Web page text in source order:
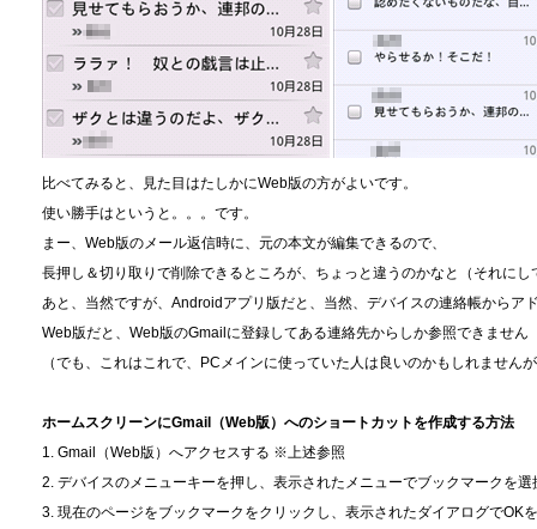
比べてみると、見た目はたしかにWeb版の方がよいです。
使い勝手はというと。。。です。
まー、Web版のメール返信時に、元の本文が編集できるので、
長押し＆切り取りで削除できるところが、ちょっと違うのかなと（それに
あと、当然ですが、Androidアプリ版だと、当然、デバイスの連絡帳からア
Web版だと、Web版のGmailに登録してある連絡先からしか参照できません
（でも、これはこれで、PCメインに使っていた人は良いのかもしれません
ホームスクリーンにGmail（Web版）へのショートカットを作成する方法
1. Gmail（Web版）へアクセスする ※上述参照
2. デバイスのメニューキーを押し、表示されたメニューでブックマークを選
3. 現在のページをブックマークをクリックし、表示されたダイアログでOK